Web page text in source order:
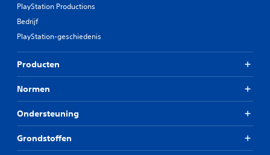
PlayStation Productions
Bedrijf
PlayStation-geschiedenis
Producten
Normen
Ondersteuning
Grondstoffen